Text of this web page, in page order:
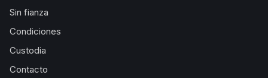
Sin fianza
Condiciones
Custodia
Contacto